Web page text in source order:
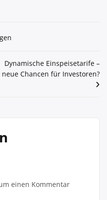
Dynamische Einspeisetarife –
neue Chancen für Investoren?
einen Kommentar